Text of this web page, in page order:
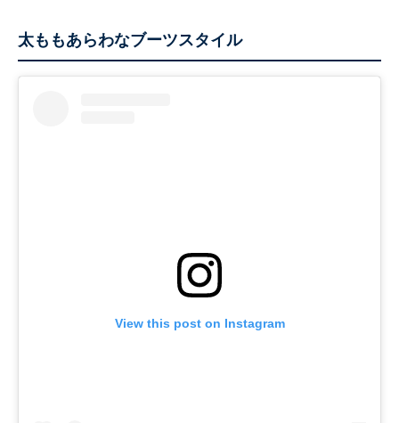
太ももあらわなブーツスタイル
View this post on Instagram